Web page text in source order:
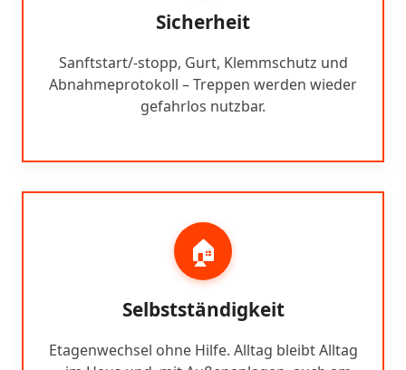
Sicherheit
Sanftstart/-stopp, Gurt, Klemmschutz und
Abnahmeprotokoll – Treppen werden wieder
gefahrlos nutzbar.
🏠
Selbstständigkeit
Etagenwechsel ohne Hilfe. Alltag bleibt Alltag